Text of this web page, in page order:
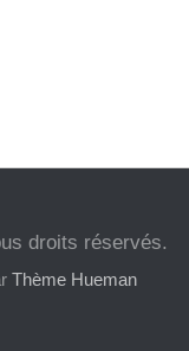
droits réservés.
Thème Hueman